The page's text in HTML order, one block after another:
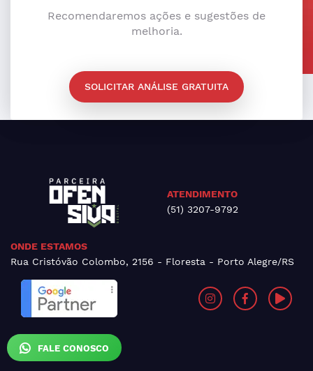
FALE CONOSCO
Recomendaremos ações e sugestões de
melhoria.
SOLICITAR ANÁLISE GRATUITA
ATENDIMENTO
(51) 3207-9792
ONDE ESTAMOS
Rua Cristóvão Colombo, 2156 - Floresta - Porto Alegre/RS